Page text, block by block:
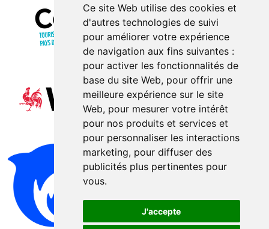
Ce site Web utilise des cookies et
d'autres technologies de suivi
pour améliorer votre expérience
de navigation aux fins suivantes :
pour activer les fonctionnalités de
base du site Web, pour offrir une
meilleure expérience sur le site
Web, pour mesurer votre intérêt
pour nos produits et services et
pour personnaliser les interactions
marketing, pour diffuser des
publicités plus pertinentes pour
vous.
J'accepte